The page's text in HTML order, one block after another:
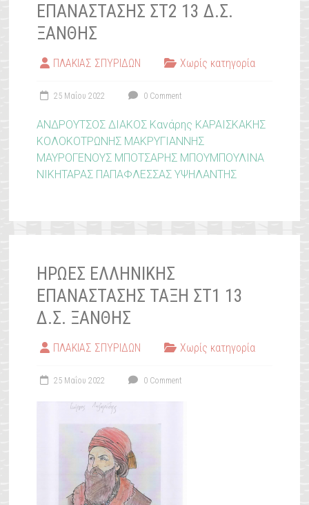
ΕΠΑΝΆΣΤΑΣΗΣ ΣΤ2 13 Δ.Σ.
ΞΆΝΘΗΣ
ΠΛΑΚΙΑΣ ΣΠΥΡΙΔΩΝ Χωρίς κατηγορία
25 Μαΐου 2022 0 Comment
ΑΝΔΡΟΥΤΣΟΣ ΔΙΑΚΟΣ Κανάρης ΚΑΡΑΙΣΚΑΚΗΣ
ΚΟΛΟΚΟΤΡΩΝΗΣ ΜΑΚΡΥΓΙΑΝΝΗΣ
ΜΑΥΡΟΓΕΝΟΥΣ ΜΠΟΤΣΑΡΗΣ ΜΠΟΥΜΠΟΥΛΙΝΑ
ΝΙΚΗΤΑΡΑΣ ΠΑΠΑΦΛΕΣΣΑΣ ΥΨΗΛΑΝΤΗΣ
ΉΡΩΕΣ ΕΛΛΗΝΙΚΉΣ
ΕΠΑΝΆΣΤΑΣΗΣ ΤΆΞΗ ΣΤ1 13
Δ.Σ. ΞΆΝΘΗΣ
ΠΛΑΚΙΑΣ ΣΠΥΡΙΔΩΝ Χωρίς κατηγορία
25 Μαΐου 2022 0 Comment